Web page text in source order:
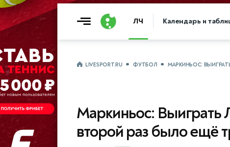
ЛЧ Календарь и
LIVESPORT.RU ФУТБОЛ МАРКИНЬОС:
Маркиньос: Выиграть
второй раз было ещё